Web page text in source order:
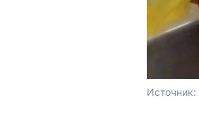
Источник: